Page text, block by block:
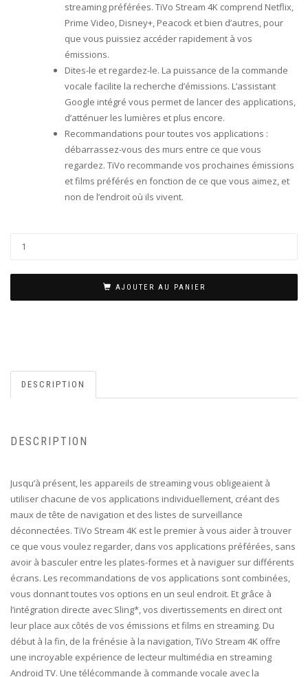
streaming préférées. TiVo Stream 4K comprend Netflix,
Prime Video, Disney+, Peacock et bien d’autres, pour
que vous puissiez accéder rapidement à vos
émissions.
Dites-le et regardez-le. La puissance de la commande
vocale facilite la recherche d’émissions. L’assistant
Google intégré vous permet de lancer des applications,
d’atténuer les lumières et plus encore.
Recommandations pour toutes vos applications :
débarrassez-vous des murs entre ce que vous
regardez. TiVo recommande vos prochaines émissions
et films préférés en fonction de ce que vous aimez, et
non de l’endroit où ils vivent.
AJOUTER AU PANIER
DESCRIPTION
DESCRIPTION
Jusqu’à présent, les appareils de streaming vous obligeaient à
utiliser chacune de vos applications individuellement, créant des
maux de tête de navigation et des listes de surveillance
déconnectées. TiVo Stream 4K est le premier à vous aider à trouver
ce que vous voulez regarder, dans vos applications préférées, sans
avoir à basculer entre les plates-formes et à naviguer sur différents
écrans. Les recommandations de vos applications sont combinées,
vous donnant toutes vos options en un seul endroit. Et grâce à
l’intégration directe avec Sling*, vos divertissements en direct ont
leur place aux côtés de vos émissions et films en streaming. Du
début à la fin, de la frénésie à la navigation, TiVo Stream 4K offre
une incroyable expérience de lecteur multimédia en streaming
Android TV. Une télécommande à commande vocale avec la